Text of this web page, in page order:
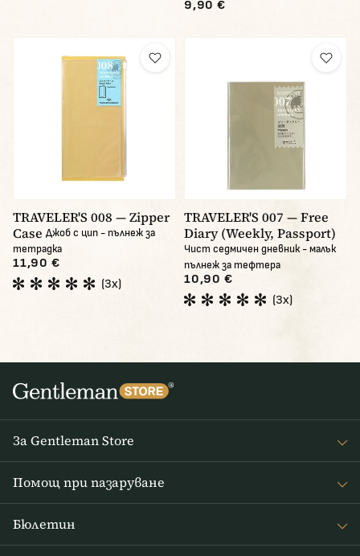
9,90 €
TRAVELER'S 008 — Zipper
Case Джоб с цип - пълнеж за
тетрадка
11,90 €
(3x)
TRAVELER'S 007 — Free
Diary (Weekly, Passport)
Чист седмичен дневник - малък
пълнеж за тефтера
10,90 €
(3x)
За Gentleman Store
Помощ при пазаруване
Бюлетин